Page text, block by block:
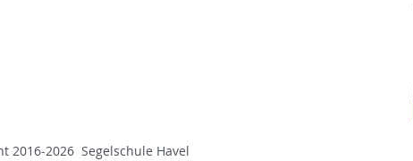
2016-2026 Segelschule Havel